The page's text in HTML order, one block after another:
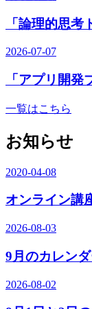
「論理的思考
2026-07-07
「アプリ開
一覧はこちら
お知らせ
2020-04-08
オンライン講
2026-08-03
9月のカレン
2026-08-02